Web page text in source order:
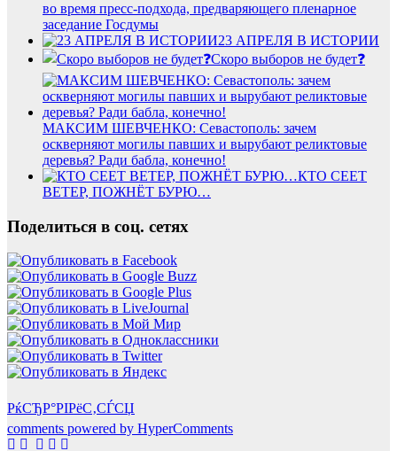
во время пресс-подхода, предваряющего пленарное
заседание Госдумы
23 АПРЕЛЯ В ИСТОРИИ
Скоро выборов не будет❓
МАКСИМ ШЕВЧЕНКО: Севастополь: зачем
оскверняют могилы павших и вырубают реликтовые
деревья? Ради бабла, конечно!
КТО СЕЕТ
ВЕТЕР, ПОЖНЁТ БУРЮ…
Поделиться в соц. сетях
РќСЂР°РІРёС‚СЃСЏ
comments powered by HyperComments